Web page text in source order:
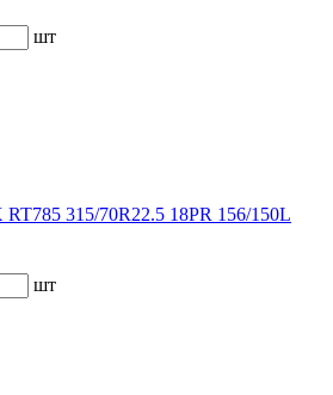
шт
315/70R22.5 18PR 156/150L
шт